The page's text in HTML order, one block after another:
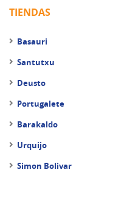
TIENDAS
Basauri
Santutxu
Deusto
Portugalete
Barakaldo
Urquijo
Simon Bolivar